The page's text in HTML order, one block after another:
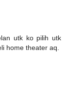
utk ko pilih utk
home theater aq.